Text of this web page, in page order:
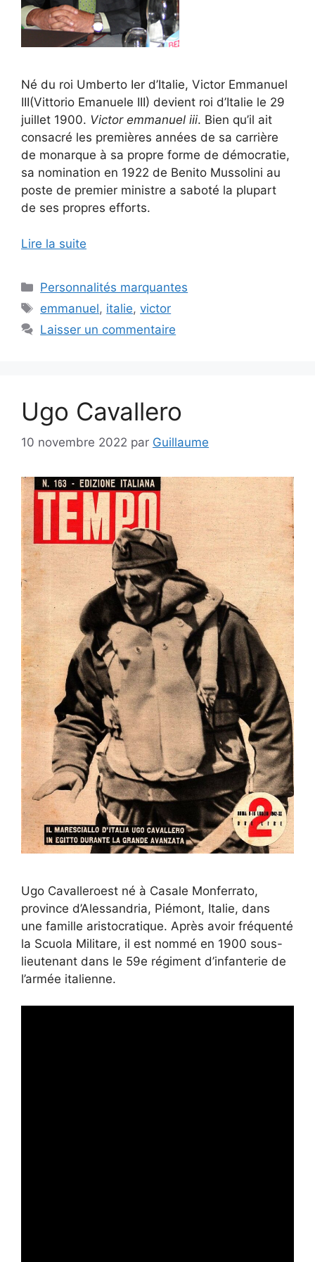
Né du roi Umberto Ier d’Italie, Victor Emmanuel
III(Vittorio Emanuele III) devient roi d’Italie le 29
juillet 1900. Victor emmanuel iii. Bien qu’il ait
consacré les premières années de sa carrière
de monarque à sa propre forme de démocratie,
sa nomination en 1922 de Benito Mussolini au
poste de premier ministre a saboté la plupart
de ses propres efforts.
Lire la suite
Catégories
Personnalités marquantes
Étiquettes
emmanuel, italie,victor
Laisser un commentaire
Ugo Cavallero
10 novembre 2022 par Guillaume
Ugo Cavalleroest né à Casale Monferrato,
province d’Alessandria, Piémont, Italie, dans
une famille aristocratique. Après avoir fréquenté
la Scuola Militare, il est nommé en 1900 sous-
lieutenant dans le 59e régiment d’infanterie de
l’armée italienne.